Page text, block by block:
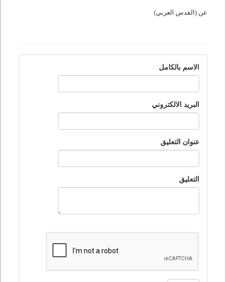
عن (القدس العربي)
الاسم بالكامل
البريد الالكتروني
عنوان التعليق
التعليق